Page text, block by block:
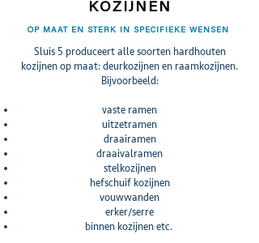
KOZIJNEN
OP MAAT EN STERK IN SPECIFIEKE WENSEN
Sluis 5 produceert alle soorten hardhouten
kozijnen op maat: deurkozijnen en raamkozijnen.
Bijvoorbeeld:
vaste ramen
uitzetramen
draairamen
draaivalramen
stelkozijnen
hefschuif kozijnen
vouwwanden
erker/serre
binnen kozijnen etc.